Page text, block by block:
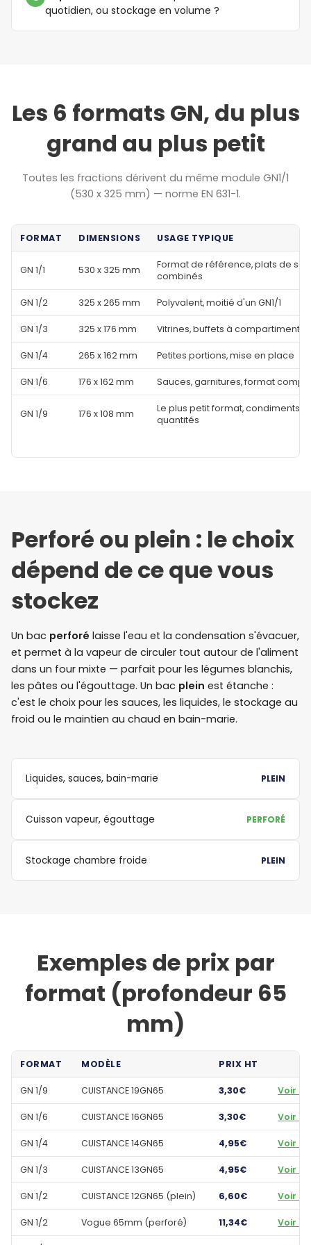
quotidien, ou stockage en volume ?
Les 6 formats GN, du plus
grand au plus petit
Toutes les fractions dérivent du même module GN1/1
(530 x 325 mm) — norme EN 631-1.
FORMAT DIMENSIONS USAGE TYPIQUE
GN 1/1 530 x 325 mm
Format de référence, plats de
combinés
GN 1/2 325 x 265 mm Polyvalent, moitié d'un GN1/1
GN 1/3 325 x 176 mm Vitrines, buffets à compartiments
GN 1/4 265 x 162 mm Petites portions, mise en place
GN 1/6 176 x 162 mm Sauces, garnitures, format
GN 1/9 176 x 108 mm
Le plus petit format, condiments,
quantités
Perforé ou plein : le choix
dépend de ce que vous
stockez
Un bac perforé laisse l'eau et la condensation s'évacuer,
et permet à la vapeur de circuler tout autour de l'aliment
dans un four mixte — parfait pour les légumes blanchis,
les pâtes ou l'égouttage. Un bac plein est étanche :
c'est le choix pour les sauces, les liquides, le stockage au
froid ou le maintien au chaud en bain-marie.
Liquides, sauces, bain-marie PLEIN
Cuisson vapeur, égouttage PERFORÉ
Stockage chambre froide PLEIN
Exemples de prix par
format (profondeur 65
mm)
FORMAT MODÈLE PRIX HT
GN 1/9 CUISTANCE 19GN65 3,30€ Voir le
GN 1/6 CUISTANCE 16GN65 3,30€ Voir le
GN 1/4 CUISTANCE 14GN65 4,95€ Voir le
GN 1/3 CUISTANCE 13GN65 4,95€ Voir le
GN 1/2 CUISTANCE 12GN65 (plein) 6,60€ Voir le
GN 1/2 Vogue 65mm (perforé) 11,34€ Voir le